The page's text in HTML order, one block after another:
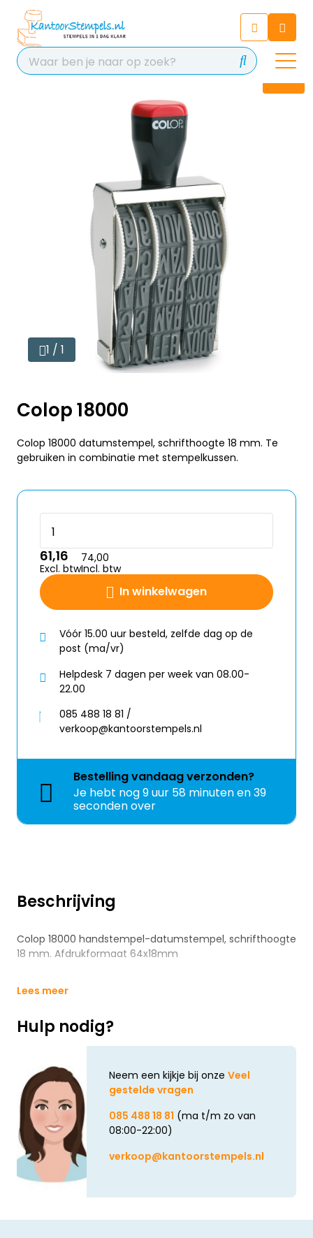
Chat 24/7 met onze chatbot
voor hulp
Contact
Beschrijving
Colop 18000 handstempel-datumstempel, schrifthoogte
18 mm. Afdrukformaat 64x18mm
Lees meer
Hulp nodig?
Neem een kijkje bij onze Veel
gestelde vragen
085 488 18 81 (ma t/m zo van
08:00-22:00)
verkoop@kantoorstempels.nl
1 / 1
Colop 18000
Colop 18000 datumstempel, schrifthoogte 18 mm. Te
gebruiken in combinatie met stempelkussen.
In winkelwagen
61,16
Excl. btw
74,00
Incl. btw
Vóór 15.00 uur besteld, zelfde dag op de
post (ma/vr)
Helpdesk 7 dagen per week van 08.00-
22.00
085 488 18 81 /
verkoop@kantoorstempels.nl
Bestellingvandaagverzonden?
Je hebt nog9 uur 58 minuten en 38
seconden over